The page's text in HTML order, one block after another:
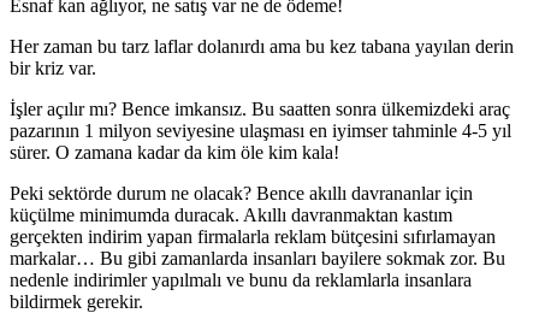
Esnaf kan ağlıyor, ne satış var ne de ödeme!
Her zaman bu tarz laflar dolanırdı ama bu kez tabana yayılan derin
bir kriz var.
İşler açılır mı? Bence imkansız. Bu saatten sonra ülkemizdeki araç
pazarının 1 milyon seviyesine ulaşması en iyimser tahminle 4-5 yıl
sürer. O zamana kadar da kim öle kim kala!
Peki sektörde durum ne olacak? Bence akıllı davrananlar için
küçülme minimumda duracak. Akıllı davranmaktan kastım
gerçekten indirim yapan firmalarla reklam bütçesini sıfırlamayan
markalar… Bu gibi zamanlarda insanları bayilere sokmak zor. Bu
nedenle indirimler yapılmalı ve bunu da reklamlarla insanlara
bildirmek gerekir.